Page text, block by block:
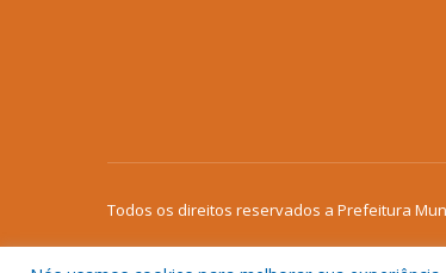
Todos os direitos reservados a Prefeitura